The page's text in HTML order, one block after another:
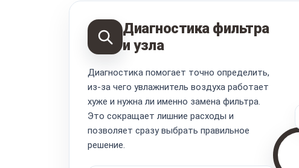
Диагностика фильтра
и узла
Диагностика помогает точно определить,
из-за чего увлажнитель воздуха работает
хуже и нужна ли именно замена фильтра.
Это сокращает лишние расходы и
позволяет сразу выбрать правильное
решение.